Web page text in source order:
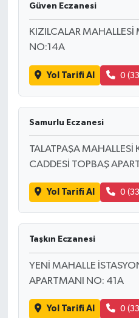
Güven Eczanesi
KIZILCALAR MAHALLESİ
NO:14A
Yol Tarifi Al 0
Samurlu Eczanesi
TALATPAŞA MAHALLESİ
CADDESİ TOPBAŞ
Yol Tarifi Al 0
Taşkın Eczanesi
YENİ MAHALLE
APARTMANI NO: 41A
Yol Tarifi Al 0